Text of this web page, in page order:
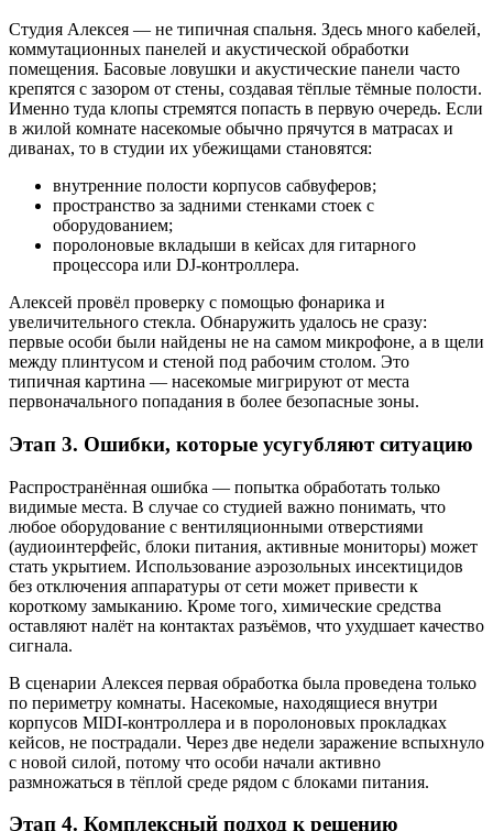
Студия Алексея — не типичная спальня. Здесь много кабелей,
коммутационных панелей и акустической обработки
помещения. Басовые ловушки и акустические панели часто
крепятся с зазором от стены, создавая тёплые тёмные полости.
Именно туда клопы стремятся попасть в первую очередь. Если
в жилой комнате насекомые обычно прячутся в матрасах и
диванах, то в студии их убежищами становятся:
внутренние полости корпусов сабвуферов;
пространство за задними стенками стоек с
оборудованием;
поролоновые вкладыши в кейсах для гитарного
процессора или DJ-контроллера.
Алексей провёл проверку с помощью фонарика и
увеличительного стекла. Обнаружить удалось не сразу:
первые особи были найдены не на самом микрофоне, а в щели
между плинтусом и стеной под рабочим столом. Это
типичная картина — насекомые мигрируют от места
первоначального попадания в более безопасные зоны.
Этап 3. Ошибки, которые усугубляют ситуацию
Распространённая ошибка — попытка обработать только
видимые места. В случае со студией важно понимать, что
любое оборудование с вентиляционными отверстиями
(аудиоинтерфейс, блоки питания, активные мониторы) может
стать укрытием. Использование аэрозольных инсектицидов
без отключения аппаратуры от сети может привести к
короткому замыканию. Кроме того, химические средства
оставляют налёт на контактах разъёмов, что ухудшает качество
сигнала.
В сценарии Алексея первая обработка была проведена только
по периметру комнаты. Насекомые, находящиеся внутри
корпусов MIDI-контроллера и в поролоновых прокладках
кейсов, не пострадали. Через две недели заражение вспыхнуло
с новой силой, потому что особи начали активно
размножаться в тёплой среде рядом с блоками питания.
Этап 4. Комплексный подход к решению